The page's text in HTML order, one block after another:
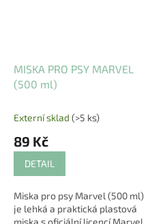
MISKA PRO PSY MARVEL
(500 ml)
Externí sklad (>5 ks)
89 Kč
DETAIL
Miska pro psy Marvel (500 ml)
je lehká a praktická plastová